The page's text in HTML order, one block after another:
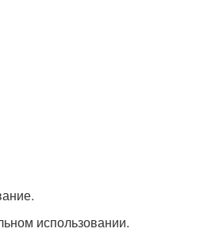
использовании.